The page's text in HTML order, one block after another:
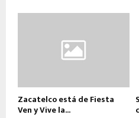
Zacatelco está de Fiesta
Ven y Vive la...